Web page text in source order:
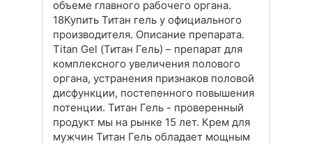
объеме главного рабочего органа.
18Купить Титан гель у официального
производителя. Описание препарата.
Titan Gel (Титан Гель) – препарат для
комплексного увеличения полового
органа, устранения признаков половой
дисфункции, постепенного повышения
потенции. Титан Гель - проверенный
продукт мы на рынке 15 лет. Крем для
мужчин Титан Гель обладает мощным